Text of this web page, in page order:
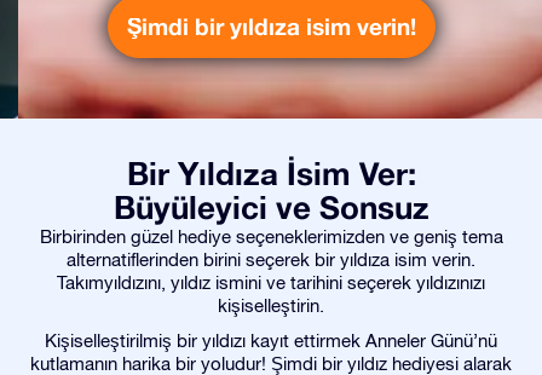
Şimdi bir yıldıza isim verin!
Bir Yıldıza İsim Ver:
Büyüleyici ve Sonsuz
Birbirinden güzel hediye seçeneklerimizden ve geniş tema
alternatiflerinden birini seçerek bir yıldıza isim verin.
Takımyıldızını, yıldız ismini ve tarihini seçerek yıldızınızı
kişiselleştirin.
Kişiselleştirilmiş bir yıldızı kayıt ettirmek Anneler Günü’nü
kutlamanın harika bir yoludur! Şimdi bir yıldız hediyesi alarak